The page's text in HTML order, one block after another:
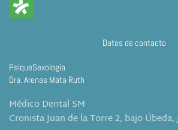
Datos de contacto
PsiqueSexología
Dra. Arenas Mata Ruth
Médico Dental SM
Cronista Juan de la Torre 2, bajo Úbeda,